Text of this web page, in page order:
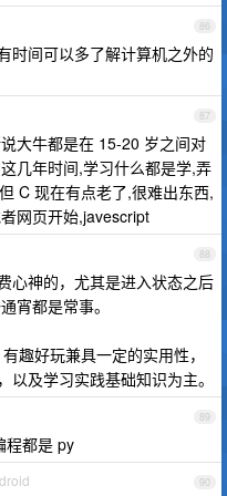
86
时间可以多了解计算机之外的
87
大牛都是在 15-20 岁之间对
几年时间,学习什么都是学,弄
C 现在有点老了,很难出东西,
网页开始,javescript
88
心神的，尤其是进入状态之后
宵都是常事。
趣好玩兼具一定的实用性，
及学习实践基础知识为主。
89
程都是 py
90